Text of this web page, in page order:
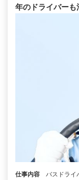
年のドライバーも
仕事内容
バスドライ